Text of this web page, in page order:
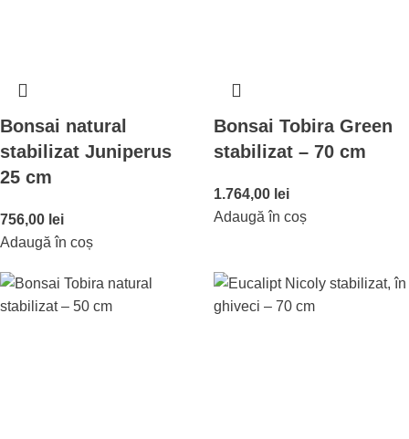
Bonsai natural
stabilizat Juniperus
25 cm
756,00 lei
Adaugă în coș
Bonsai Tobira Green
stabilizat – 70 cm
1.764,00 lei
Adaugă în coș